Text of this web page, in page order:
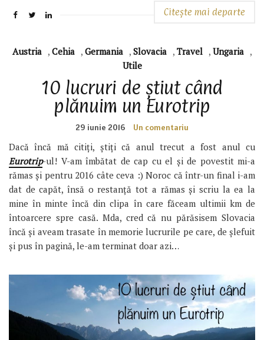
Citește mai departe
Austria , Cehia , Germania , Slovacia , Travel , Ungaria ,
Utile
10 lucruri de știut când
plănuim un Eurotrip
29 iunie 2016 Un comentariu
Dacă încă mă citiți, știți că anul trecut a fost anul cu
Eurotrip-ul! V-am îmbătat de cap cu el și de povestit mi-a
rămas și pentru 2016 câte ceva :) Noroc că într-un final i-am
dat de capăt, însă o restanță tot a rămas și scriu la ea la
mine în minte încă din clipa în care făceam ultimii km de
întoarcere spre casă. Mda, cred că nu părăsisem Slovacia
încă și aveam trasate în memorie lucrurile pe care, de șlefuit
și pus în pagină, le-am terminat doar azi…